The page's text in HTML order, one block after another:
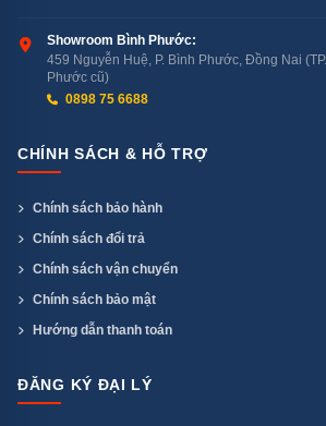
Showroom Bình Phước:
459 Nguyễn Huệ, P. Bình Phước, Đồng Nai
Phước cũ)
0898 75 6688
CHÍNH SÁCH & HỖ TRỢ
Chính sách bảo hành
Chính sách đổi trả
Chính sách vận chuyển
Chính sách bảo mật
Hướng dẫn thanh toán
ĐĂNG KÝ ĐẠI LÝ